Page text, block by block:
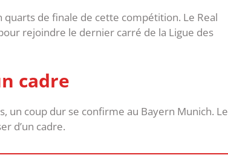
de finale de cette compétition. Le Real
rejoindre le dernier carré de la Ligue des
cadre
un coup dur se confirme au Bayern Munich. Le
d’un cadre.